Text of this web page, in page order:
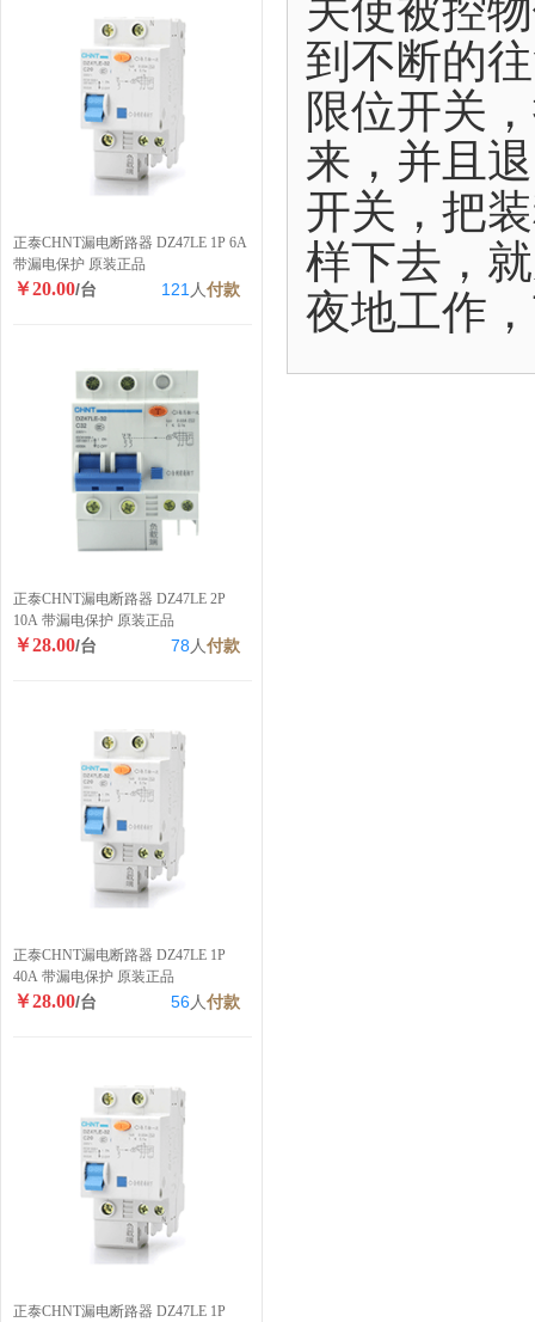
正泰CHNT漏电断路器 DZ47LE 1P 6A
带漏电保护 原装正品
￥20.00/台 121 人付款
正泰CHNT漏电断路器 DZ47LE 2P
10A 带漏电保护 原装正品
￥28.00/台 78 人付款
正泰CHNT漏电断路器 DZ47LE 1P
40A 带漏电保护 原装正品
￥28.00/台 56人付款
正泰CHNT漏电断路器 DZ47LE 1P
到不断的
限位开关
来，并且
开关，把
样下去，
夜地工作